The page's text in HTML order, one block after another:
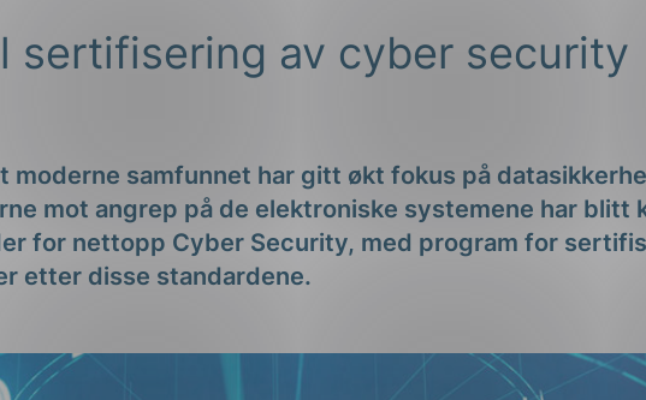
sertifisering av cyber security
moderne samfunnet har gitt økt fokus på
mot angrep på de elektroniske systemene har blitt
for nettopp Cyber Security, med program for
etter disse standardene.